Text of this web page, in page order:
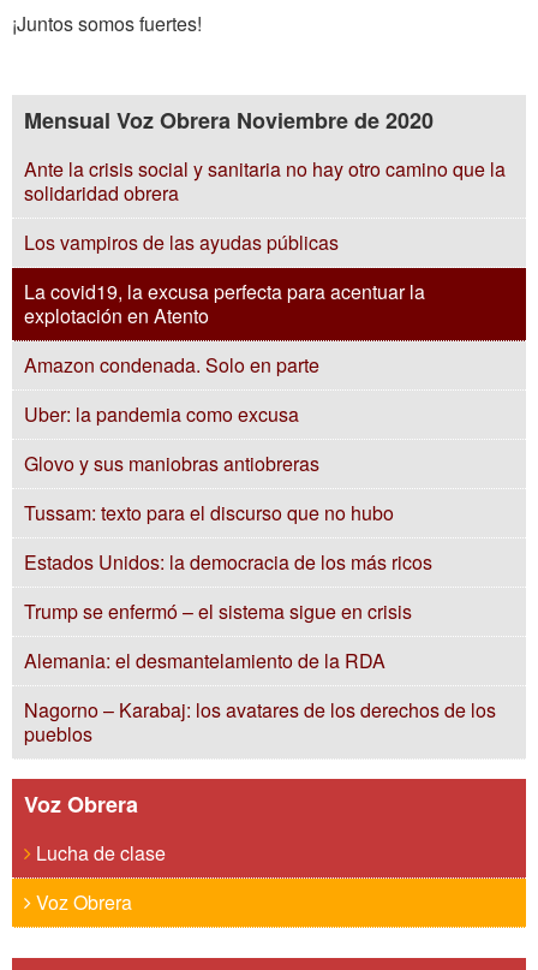
¡Juntos somos fuertes!
Mensual Voz Obrera Noviembre de 2020
Ante la crisis social y sanitaria no hay otro camino que la
solidaridad obrera
Los vampiros de las ayudas públicas
La covid19, la excusa perfecta para acentuar la
explotación en Atento
Amazon condenada. Solo en parte
Uber: la pandemia como excusa
Glovo y sus maniobras antiobreras
Tussam: texto para el discurso que no hubo
Estados Unidos: la democracia de los más ricos
Trump se enfermó – el sistema sigue en crisis
Alemania: el desmantelamiento de la RDA
Nagorno – Karabaj: los avatares de los derechos de los
pueblos
Voz Obrera
Lucha de clase
Voz Obrera